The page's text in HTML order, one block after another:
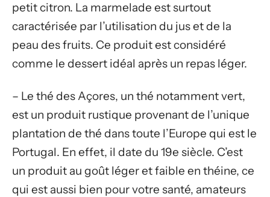
petit citron. La marmelade est surtout
caractérisée par l’utilisation du jus et de la
peau des fruits. Ce produit est considéré
comme le dessert idéal après un repas léger.
– Le thé des Açores, un thé notamment vert,
est un produit rustique provenant de l’unique
plantation de thé dans toute l’Europe qui est le
Portugal. En effet, il date du 19e siècle. C’est
un produit au goût léger et faible en théine, ce
qui est aussi bien pour votre santé, amateurs